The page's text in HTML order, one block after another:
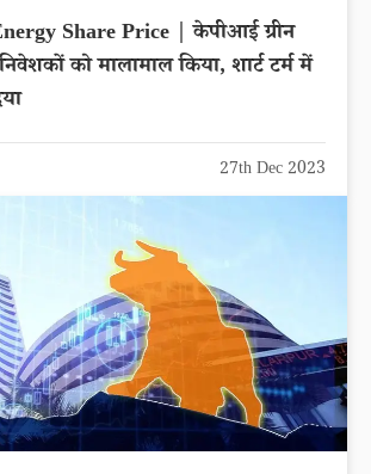
Share Price | केपीआई ग्रीन
को मालामाल किया, शार्ट टर्म में
27th Dec 2023